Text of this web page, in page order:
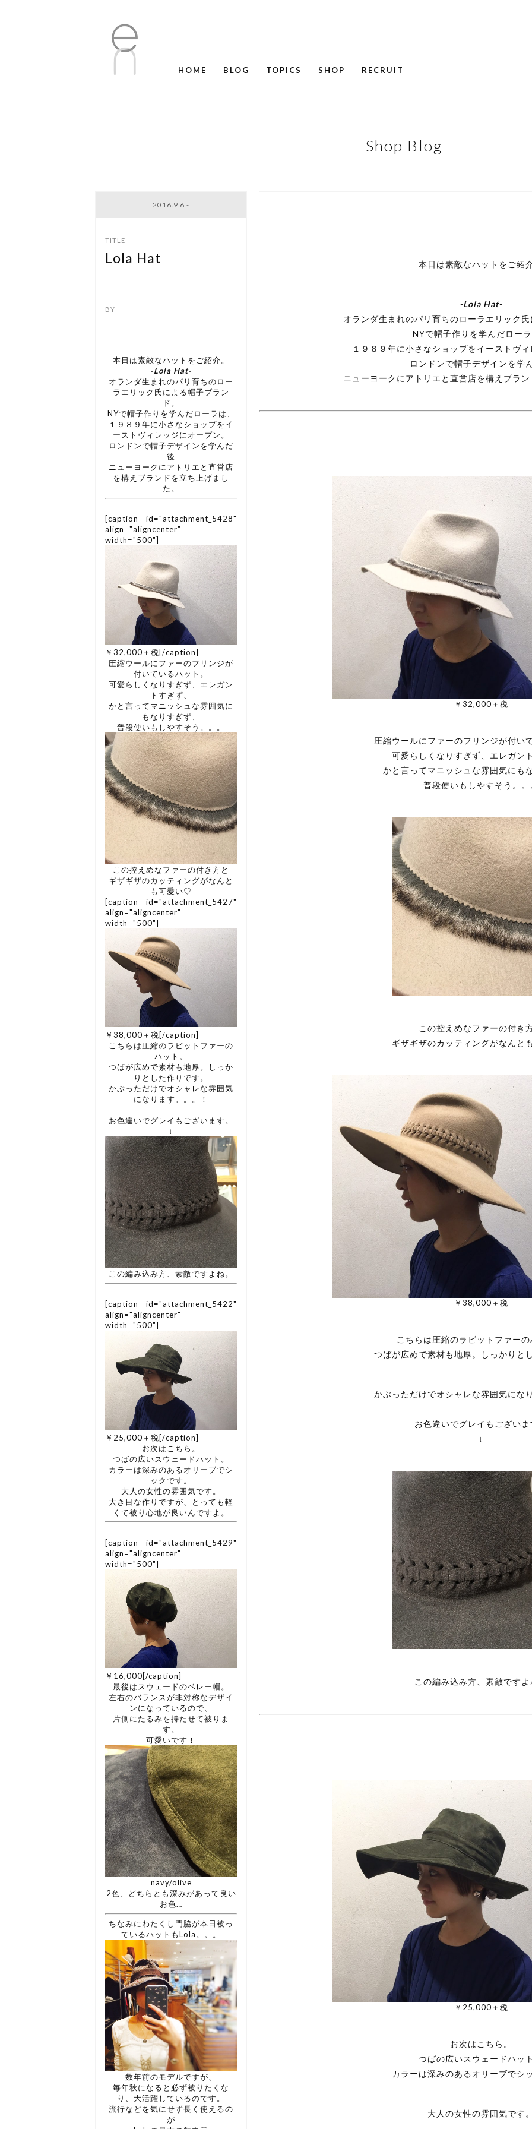
HOME BLOG
TOPICS
SHOP RECRUIT
- Shop Blog
2016.9.6 -
Lola Hat 本日は素敵なハットをご紹
-Lola Hat-
オランダ生まれのパリ育ちのローラエリック
NYで帽子作りを学んだロー
１９８９年に小さなショップをイーストヴ
ロンドンで帽子デザインを学
ニューヨークにアトリエと直営店を構えブラ
￥32,000＋税
圧縮ウールにファーのフリンジが付い
可愛らしくなりすぎず、エレガン
かと言ってマニッシュな雰囲気にも
普段使いもしやすそう。。
この控えめなファーの付き
ギザギザのカッティングがなんと
￥38,000＋税
こちらは圧縮のラビットファー
つばが広めで素材も地厚。しっかりと
かぶっただけでオシャレな雰囲気にな
お色違いでグレイもござい
↓
この編み込み方、素敵です
￥25,000＋税
お次はこちら。
つばの広いスウェードハッ
カラーは深みのあるオリーブでシ
大人の女性の雰囲気です
本日は素敵なハットをご紹介。
-Lola Hat-
オランダ生まれのパリ育ちのロー
ラエリック氏による帽子ブラン
ド。
NYで帽子作りを学んだローラは、
１９８９年に小さなショップをイ
ーストヴィレッジにオープン。
ロンドンで帽子デザインを学んだ
後
ニューヨークにアトリエと直営店
を構えブランドを立ち上げまし
た。
[caption id="attachment_5428"
align="aligncenter"
width="500"]
￥32,000＋税[/caption]
圧縮ウールにファーのフリンジが
付いているハット。
可愛らしくなりすぎず、エレガン
トすぎず、
かと言ってマニッシュな雰囲気に
もなりすぎず、
普段使いもしやすそう。。。
この控えめなファーの付き方と
ギザギザのカッティングがなんと
も可愛い♡
[caption id="attachment_5427"
align="aligncenter"
width="500"]
￥38,000＋税[/caption]
こちらは圧縮のラビットファーの
ハット。
つばが広めで素材も地厚。しっか
りとした作りです。
かぶっただけでオシャレな雰囲気
になります。。。！
お色違いでグレイもございます。
↓
この編み込み方、素敵ですよね。
[caption id="attachment_5422"
align="aligncenter"
width="500"]
￥25,000＋税[/caption]
お次はこちら。
つばの広いスウェードハット。
カラーは深みのあるオリーブでシ
ックです。
大人の女性の雰囲気です。
大き目な作りですが、とっても軽
くて被り心地が良いんですよ。
[caption id="attachment_5429"
align="aligncenter"
width="500"]
￥16,000[/caption]
最後はスウェードのベレー帽。
左右のバランスが非対称なデザイ
ンになっているので、
片側にたるみを持たせて被りま
す。
可愛いです！
navy/olive
2色、どちらとも深みがあって良い
お色…
ちなみにわたくし門脇が本日被っ
ているハットもLola。。。
数年前のモデルですが、
毎年秋になると必ず被りたくな
り、大活躍しているのです。
流行などを気にせず長く使えるの
が